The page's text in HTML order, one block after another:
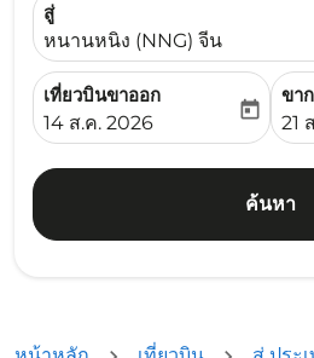
สู่
หนานหนิง (NNG) จีน
เที่ยวบินขาออก
fc-booking-departure-date-
14 ส.ค. 2026
today
ขา
fc-
21
ค้นหา